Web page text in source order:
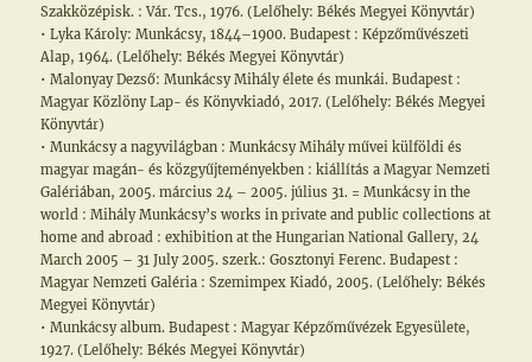
Szakközépisk. : Vár. Tcs., 1976. (Lelőhely: Békés Megyei Könyvtár)
• Lyka Károly: Munkácsy, 1844–1900. Budapest : Képzőművészeti
Alap, 1964. (Lelőhely: Békés Megyei Könyvtár)
• Malonyay Dezső: Munkácsy Mihály élete és munkái. Budapest :
Magyar Közlöny Lap- és Könyvkiadó, 2017. (Lelőhely: Békés Megyei
Könyvtár)
• Munkácsy a nagyvilágban : Munkácsy Mihály művei külföldi és
magyar magán- és közgyűjteményekben : kiállítás a Magyar Nemzeti
Galériában, 2005. március 24 – 2005. július 31. = Munkácsy in the
world : Mihály Munkácsy’s works in private and public collections at
home and abroad : exhibition at the Hungarian National Gallery, 24
March 2005 – 31 July 2005. szerk.: Gosztonyi Ferenc. Budapest :
Magyar Nemzeti Galéria : Szemimpex Kiadó, 2005. (Lelőhely: Békés
Megyei Könyvtár)
• Munkácsy album. Budapest : Magyar Képzőművézek Egyesülete,
1927. (Lelőhely: Békés Megyei Könyvtár)